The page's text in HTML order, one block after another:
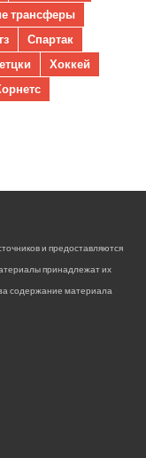
трансферы
Спартак
Хоккей
и предоставляются
принадлежат их
содержание материала